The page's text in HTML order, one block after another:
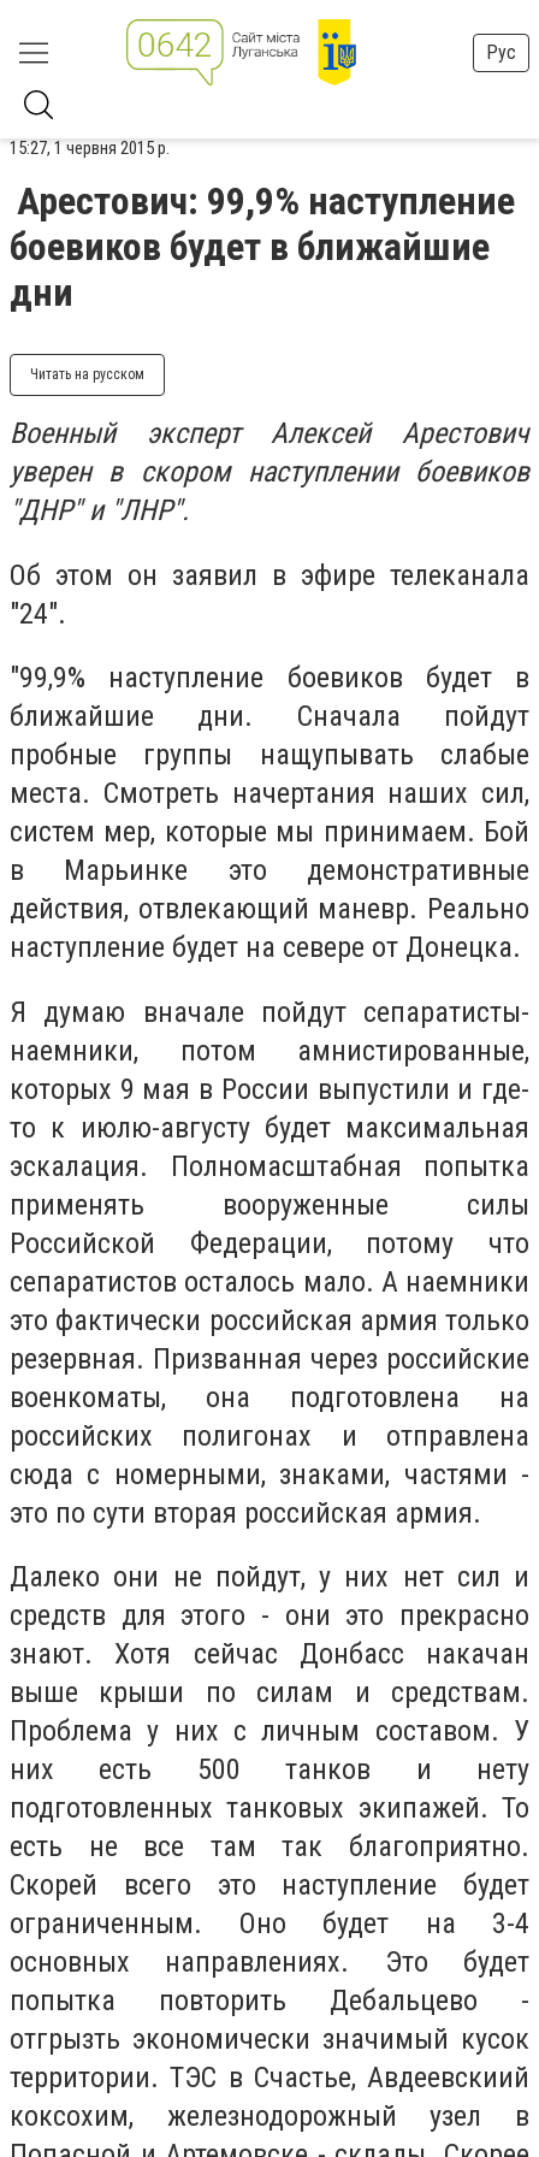
Рус
15:27, 1 червня 2015 р.
Арестович: 99,9% наступление
боевиков будет в ближайшие
дни
Читать на русском
Военный эксперт Алексей Арестович
уверен в скором наступлении боевиков
"ДНР" и "ЛНР".
Об этом он заявил в эфире телеканала
"24".
"99,9% наступление боевиков будет в
ближайшие дни. Сначала пойдут
пробные группы нащупывать слабые
места. Смотреть начертания наших сил,
систем мер, которые мы принимаем. Бой
в Марьинке это демонстративные
действия, отвлекающий маневр. Реально
наступление будет на севере от Донецка.
Я думаю вначале пойдут сепаратисты-
наемники, потом амнистированные,
которых 9 мая в России выпустили и где-
то к июлю-августу будет максимальная
эскалация. Полномасштабная попытка
применять вооруженные силы
Российской Федерации, потому что
сепаратистов осталось мало. А наемники
это фактически российская армия только
резервная. Призванная через российские
военкоматы, она подготовлена на
российских полигонах и отправлена
сюда с номерными, знаками, частями -
это по сути вторая российская армия.
Далеко они не пойдут, у них нет сил и
средств для этого - они это прекрасно
знают. Хотя сейчас Донбасс накачан
выше крыши по силам и средствам.
Проблема у них с личным составом. У
них есть 500 танков и нету
подготовленных танковых экипажей. То
есть не все там так благоприятно.
Скорей всего это наступление будет
ограниченным. Оно будет на 3-4
основных направлениях. Это будет
попытка повторить Дебальцево -
отгрызть экономически значимый кусок
территории. ТЭС в Счастье, Авдеевскиий
коксохим, железнодорожный узел в